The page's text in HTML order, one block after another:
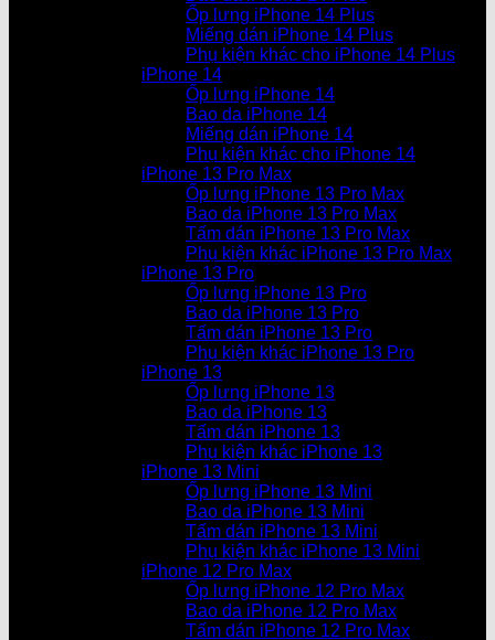
Ốp lưng iPhone 14 Plus
Miếng dán iPhone 14 Plus
Phụ kiện khác cho iPhone 14 Plus
iPhone 14
Ốp lưng iPhone 14
Bao da iPhone 14
Miếng dán iPhone 14
Phụ kiện khác cho iPhone 14
iPhone 13 Pro Max
Ốp lưng iPhone 13 Pro Max
Bao da iPhone 13 Pro Max
Tấm dán iPhone 13 Pro Max
Phụ kiện khác iPhone 13 Pro Max
iPhone 13 Pro
Ốp lưng iPhone 13 Pro
Bao da iPhone 13 Pro
Tấm dán iPhone 13 Pro
Phụ kiện khác iPhone 13 Pro
iPhone 13
Ốp lưng iPhone 13
Bao da iPhone 13
Tấm dán iPhone 13
Phụ kiện khác iPhone 13
iPhone 13 Mini
Ốp lưng iPhone 13 Mini
Bao da iPhone 13 Mini
Tấm dán iPhone 13 Mini
Phụ kiện khác iPhone 13 Mini
iPhone 12 Pro Max
Ốp lưng iPhone 12 Pro Max
Bao da iPhone 12 Pro Max
Tấm dán iPhone 12 Pro Max